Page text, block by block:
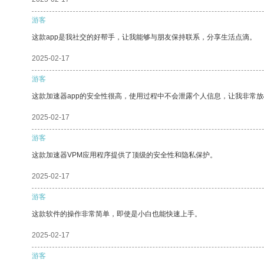
游客
这款app是我社交的好帮手，让我能够与朋友保持联系，分享生活点滴。
2025-02-17
游客
这款加速器app的安全性很高，使用过程中不会泄露个人信息，让我非常
2025-02-17
游客
这款加速器VPM应用程序提供了顶级的安全性和隐私保护。
2025-02-17
游客
这款软件的操作非常简单，即使是小白也能快速上手。
2025-02-17
游客